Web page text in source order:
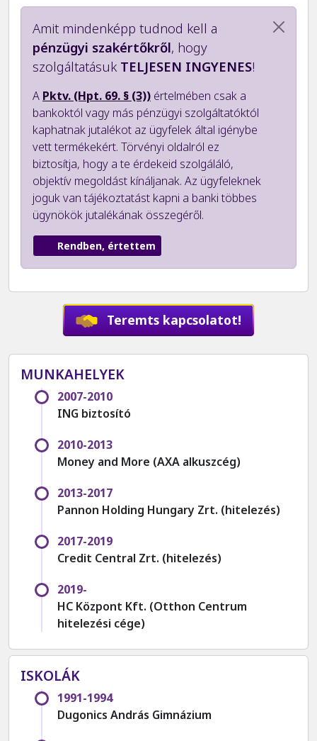
Amit mindenképp tudnod kell a
pénzügyi szakértőkről, hogy
szolgáltatásuk TELJESEN INGYENES!
A Pktv. (Hpt. 69. § (3)) értelmében csak a
bankoktól vagy más pénzügyi szolgáltatóktól
kaphatnak jutalékot az ügyfelek által igénybe
vett termékekért. Törvényi oldalról ez
biztosítja, hogy a te érdekeid szolgáláló,
objektív megoldást kínáljanak. Az ügyfeleknek
joguk van tájékoztatást kapni a banki többes
ügynökök jutalékának összegéről.
Rendben, értettem
Teremts kapcsolatot!
MUNKAHELYEK
2007-2010
ING biztosító
2010-2013
Money and More (AXA alkuszcég)
2013-2017
Pannon Holding Hungary Zrt. (hitelezés)
2017-2019
Credit Central Zrt. (hitelezés)
2019-
HC Központ Kft. (Otthon Centrum
hitelezési cége)
ISKOLÁK
1991-1994
Dugonics András Gimnázium